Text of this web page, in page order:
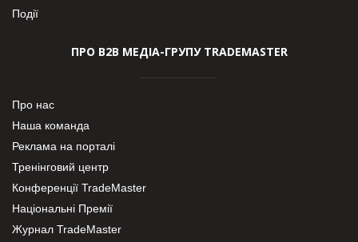
Події
ПРО В2В МЕДІА-ГРУПУ TRADEMASTER
Про нас
Наша команда
Реклама на порталі
Тренінговий центр
Конференції TradeMaster
Національні Премії
Журнал TradeMaster